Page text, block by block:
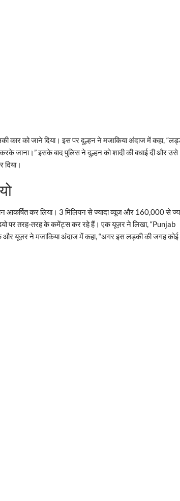
को जाने दिया। इस पर दुल्हन ने मजाकिया अंदाज में कहा,
करके जाना।” इसके बाद पुलिस ने दुल्हन को शादी की बधाई दी और उसे
दिया।
आकर्षित कर लिया। 3 मिलियन से ज्यादा व्यूज और 160,000 से
पर तरह-तरह के कमेंट्स कर रहे हैं। एक यूज़र ने लिखा, “Punjab
और यूज़र ने मजाकिया अंदाज में कहा, “अगर इस लड़की की जगह कोई